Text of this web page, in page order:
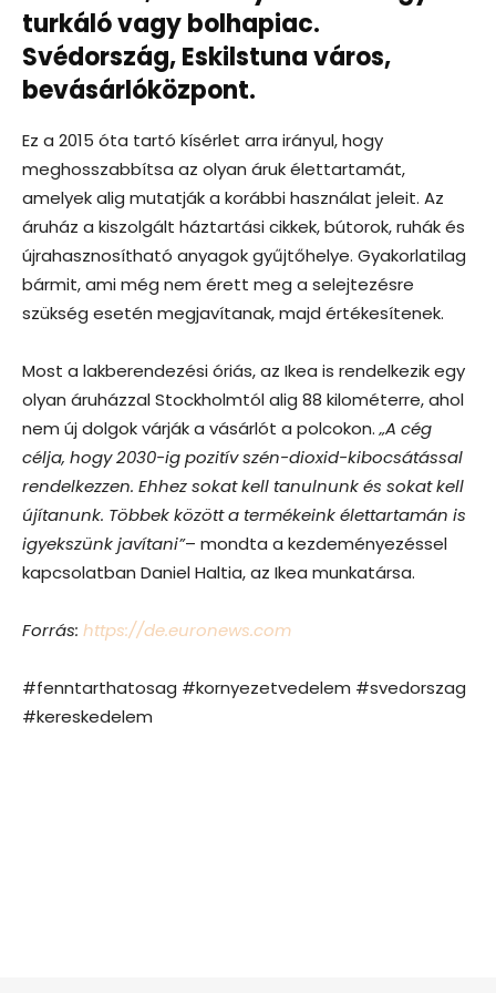
turkáló vagy bolhapiac.
Svédország, Eskilstuna város,
bevásárlóközpont.
Ez a 2015 óta tartó kísérlet arra irányul, hogy
meghosszabbítsa az olyan áruk élettartamát,
amelyek alig mutatják a korábbi használat jeleit. Az
áruház a kiszolgált háztartási cikkek, bútorok, ruhák és
újrahasznosítható anyagok gyűjtőhelye. Gyakorlatilag
bármit, ami még nem érett meg a selejtezésre
szükség esetén megjavítanak, majd értékesítenek.
Most a lakberendezési óriás, az Ikea is rendelkezik egy
olyan áruházzal Stockholmtól alig 88 kilométerre, ahol
nem új dolgok várják a vásárlót a polcokon.„A cég
célja, hogy 2030-ig pozitív szén-dioxid-kibocsátással
rendelkezzen. Ehhez sokat kell tanulnunk és sokat kell
újítanunk. Többek között a termékeink élettartamán is
igyekszünk javítani”– mondta a kezdeményezéssel
kapcsolatban Daniel Haltia, az Ikea munkatársa.
Forrás: https://de.euronews.com
#fenntarthatosag #kornyezetvedelem #svedorszag
#kereskedelem